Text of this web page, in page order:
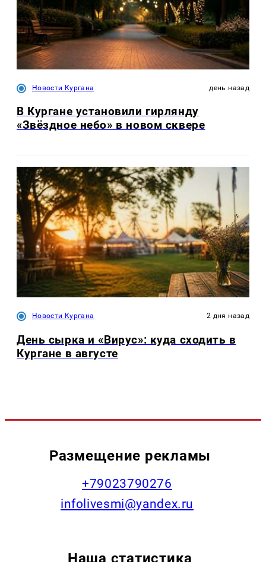
Новости Кургана день назад
В Кургане установили гирлянду
«Звёздное небо» в новом сквере
Новости Кургана 2 дня назад
День сырка и «Вирус»: куда сходить в
Кургане в августе
Размещение рекламы
+79023790276
infolivesmi@yandex.ru
Наша статистика